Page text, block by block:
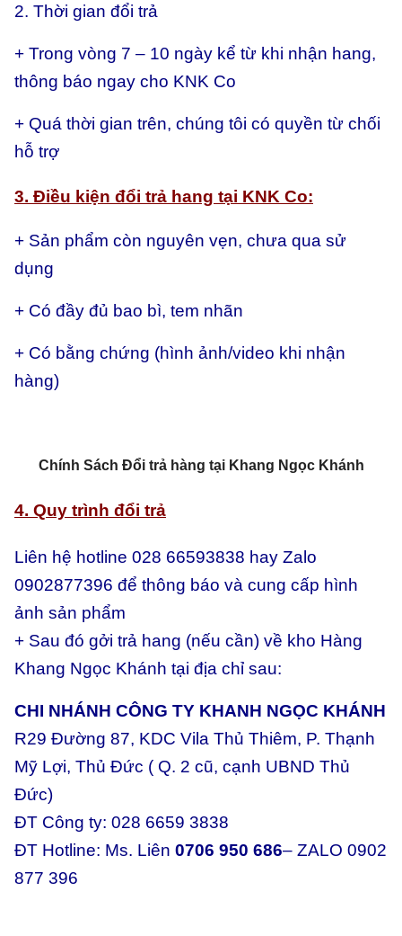
2. Thời gian đổi trả
+ Trong vòng 7 – 10 ngày kể từ khi nhận hang,
thông báo ngay cho KNK Co
+ Quá thời gian trên, chúng tôi có quyền từ chối
hỗ trợ
3. Điều kiện đổi trả hang tại KNK Co:
+ Sản phẩm còn nguyên vẹn, chưa qua sử
dụng
+ Có đầy đủ bao bì, tem nhãn
+ Có bằng chứng (hình ảnh/video khi nhận
hàng)
Chính Sách Đổi trả hàng tại Khang Ngọc Khánh
4. Quy trình đổi trả
Liên hệ hotline 028 66593838 hay Zalo
0902877396 để thông báo và cung cấp hình
ảnh sản phẩm
+ Sau đó gởi trả hang (nếu cần) về kho Hàng
Khang Ngọc Khánh tại địa chỉ sau:
CHI NHÁNH CÔNG TY KHANH NGỌC KHÁNH
R29 Đường 87, KDC Vila Thủ Thiêm, P. Thạnh
Mỹ Lợi, Thủ Đức ( Q. 2 cũ, cạnh UBND Thủ
Đức)
ĐT Công ty: 028 6659 3838
ĐT Hotline: Ms. Liên 0706 950 686– ZALO 0902
877 396